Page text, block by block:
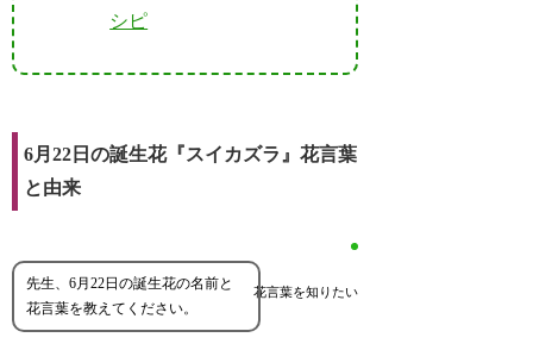
シピ
6月22日の誕生花『スイカズラ』花言葉
と由来
花言葉を知りたい
先生、6月22日の誕生花の名前と
花言葉を教えてください。